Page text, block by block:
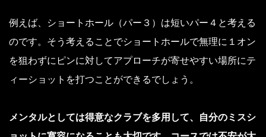
例えば、ショートホール（パー３）は短いパー４と考える
のです。そう考えることでショートホールで無理に１オン
を狙わずにピンに対してアプローチが寄せやすい場所にテ
ィーショットを打つことができるでしょう。
メンタルとしては得意なクラブを多用して、自分のミスシ